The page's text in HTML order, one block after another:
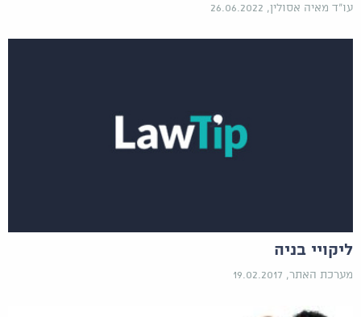
עו"ד מאיה אסולין, 26.06.2022
ליקויי בניה
מערכת האתר, 19.02.2017